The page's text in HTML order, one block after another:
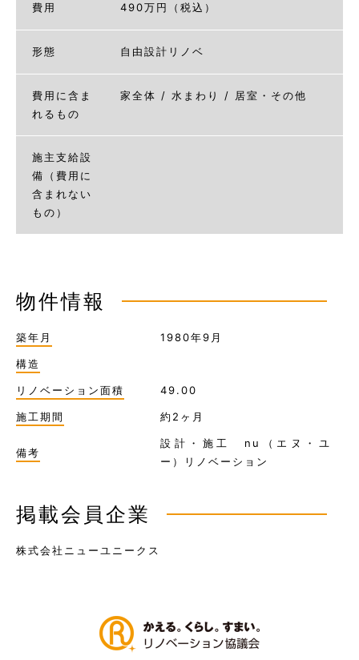
費用 490万円（税込）
形態 自由設計リノベ
費用に含ま
れるもの
家全体 / 水まわり / 居室・その他
施主支給設
備（費用に
含まれない
もの）
物件情報
築年月 1980年9月
構造
リノベーション面積 49.00
施工期間 約2ヶ月
備考
設計・施工 nu（エヌ・ユ
ー）リノベーション
掲載会員企業
株式会社ニューユニークス